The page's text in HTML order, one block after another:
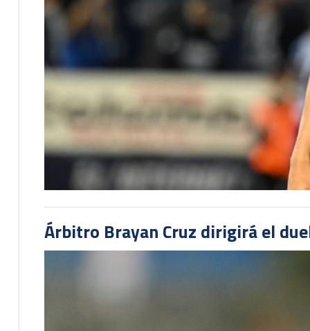
Árbitro Brayan Cruz dirigirá el